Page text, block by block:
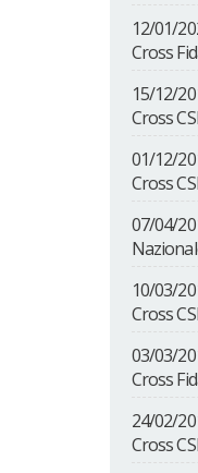
12/01/
Cross
15/12/
Cross
01/12/
Cross
07/04/
10/03/
Cross
03/03/
Cross
24/02/
Cross